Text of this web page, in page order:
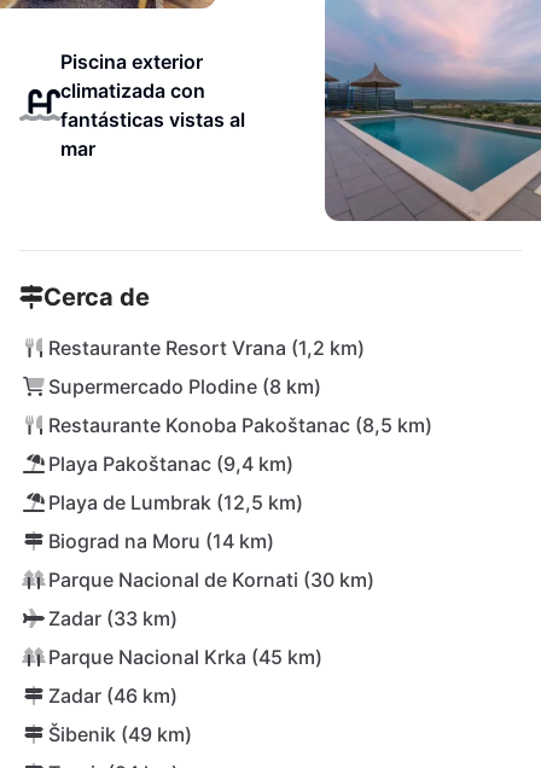
Piscina exterior
climatizada con
fantásticas vistas al
mar
Cerca de
Restaurante Resort Vrana (1,2 km)
Supermercado Plodine (8 km)
Restaurante Konoba Pakoštanac (8,5 km)
Playa Pakoštanac (9,4 km)
Playa de Lumbrak (12,5 km)
Biograd na Moru (14 km)
Parque Nacional de Kornati (30 km)
Zadar (33 km)
Parque Nacional Krka (45 km)
Zadar (46 km)
Šibenik (49 km)